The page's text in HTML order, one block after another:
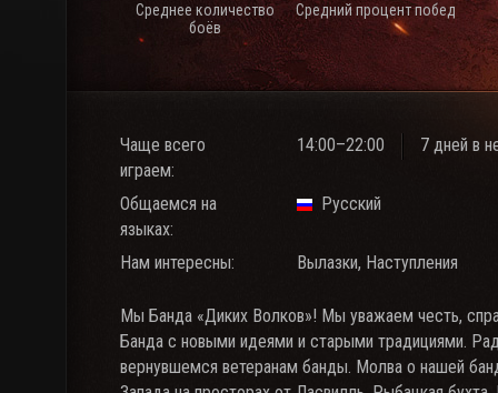
Среднее количество
боёв
Средний процент побед
Чаще всего
играем:
14:00–22:00 7 дней в
Общаемся на
языках:
Русский
Нам интересны: Вылазки, Наступления
Мы Банда «Диких Волков»! Мы уважаем честь,
Банда с новыми идеями и старыми традициями.
вернувшемся ветеранам банды. Молва о нашей